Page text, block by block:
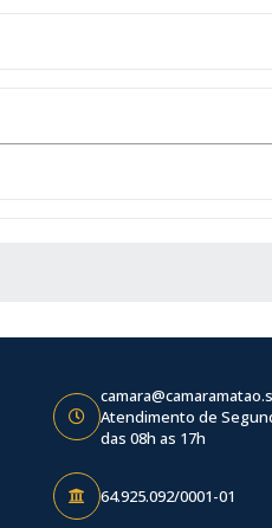
Atendimento de
das 08h as 17h
64.925.092/0001-01